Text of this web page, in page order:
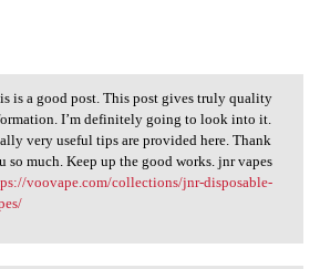
is a good post. This
is a good post. This post gives truly quality
I’m definitely going to look into it.
very useful tips are provided here. Thank
so much. Keep up the good works. jnr vapes
voovape.com/collections/jnr-disposable-